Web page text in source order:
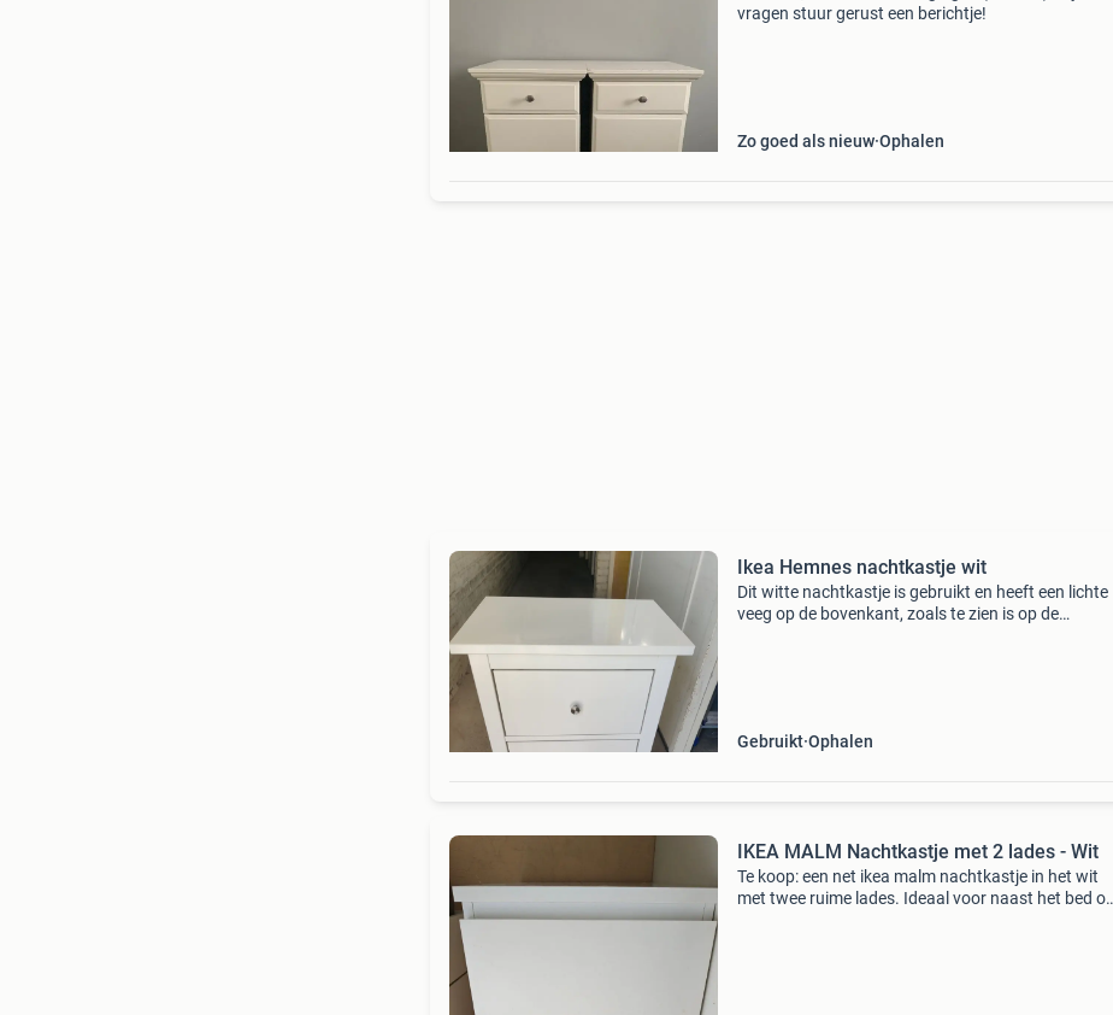
vragen stuur gerust een berichtje!
Zo goed als nieuw Ophalen
Ikea Hemnes nachtkastje wit
Dit witte nachtkastje is gebruikt en heeft een lichte
veeg op de bovenkant, zoals te zien is op de
Gebruikt Ophalen
IKEA MALM Nachtkastje met 2 lades - Wit
Te koop: een net ikea malm nachtkastje in het wit
met twee ruime lades. Ideaal voor naast het bed of